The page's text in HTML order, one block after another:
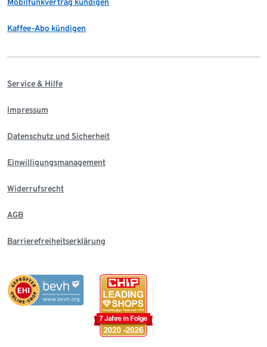
Mobilfunkvertrag kündigen
Kaffee-Abo kündigen
Service & Hilfe
Impressum
Datenschutz und Sicherheit
Einwilligungsmanagement
Widerrufsrecht
AGB
Barrierefreiheitserklärung